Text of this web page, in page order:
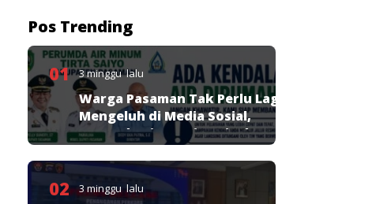
Pos Trending
01 3 minggu lalu
Warga Pasaman Tak Perlu Lagi
Mengeluh di Media Sosial,
Perumda Tirta Saiyo Siapkan
Layanan Resmi
02 3 minggu lalu